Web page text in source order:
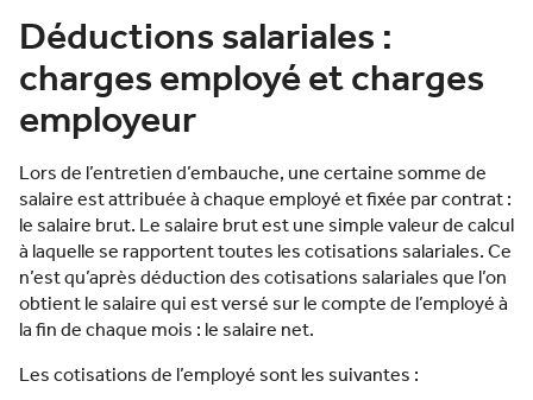
Déductions salariales :
charges employé et charges
employeur
Lors de l’entretien d’embauche, une certaine somme de
salaire est attribuée à chaque employé et fixée par contrat :
le salaire brut. Le salaire brut est une simple valeur de calcul
à laquelle se rapportent toutes les cotisations salariales. Ce
n’est qu’après déduction des cotisations salariales que l’on
obtient le salaire qui est versé sur le compte de l’employé à
la fin de chaque mois : le salaire net.
Les cotisations de l’employé sont les suivantes :